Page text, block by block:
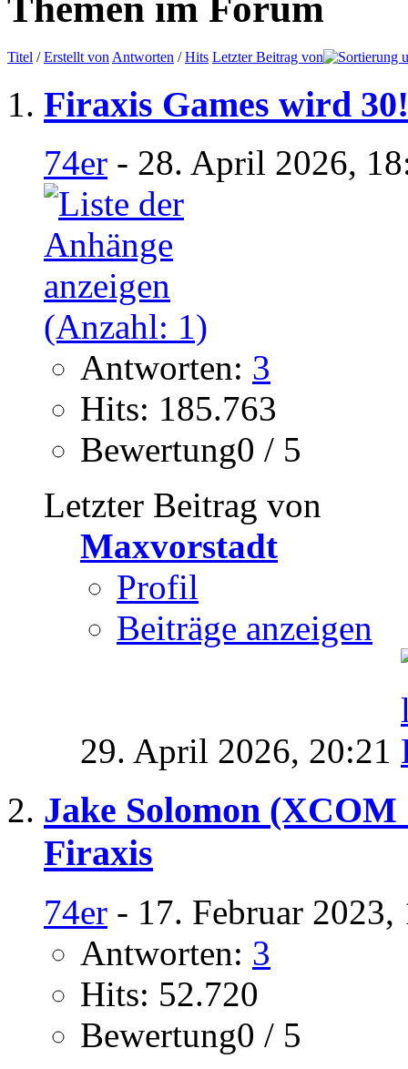
Themen im Forum
Titel /Erstellt von Antworten /Hits Letzter Beitrag von
Firaxis Games wird 30!
74er - 28. April 2026,
Antworten: 3
Hits: 185.763
Bewertung0 / 5
Letzter Beitrag von
Maxvorstadt
Profil
Beiträge anzeigen
29. April 2026, 20:21
Jake Solomon
Firaxis
74er - 17. Februar
Antworten: 3
Hits: 52.720
Bewertung0 / 5